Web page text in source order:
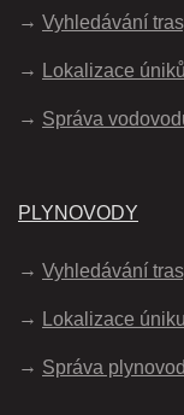
Vyhledávání
Lokalizace
Správa
PLYNOVODY
Vyhledávání
Lokalizace
Správa